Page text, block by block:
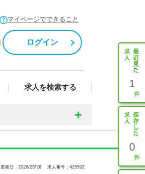
マイページでできること
ログイン
求人を検索する 1
0
更新日：2026/05/26 求人番号：425592